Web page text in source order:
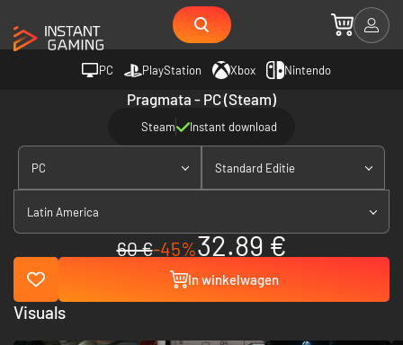
PC PlayStation Xbox Nintendo
Pragmata - PC (Steam)
Steam Instant download
PC Standard Editie
Latin America
60 €-45%32.89 €
In winkelwagen
Visuals